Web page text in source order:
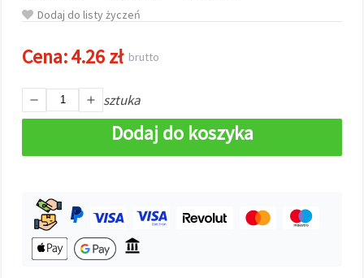
Możesz
zgodzić się
używanie
wszystkich
cookie,
klikając
"Akceptuj
wskazać
Ustawieniach,
wybierając
dany typ
cookie i
Dodaj do listy życzeń
Cena:4.26 złbrutto
sztuka
Dodaj do koszyka